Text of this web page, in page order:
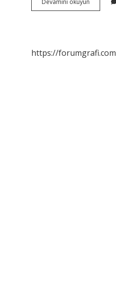
Devamını okuyun
Ye
https://forumgrafi.com